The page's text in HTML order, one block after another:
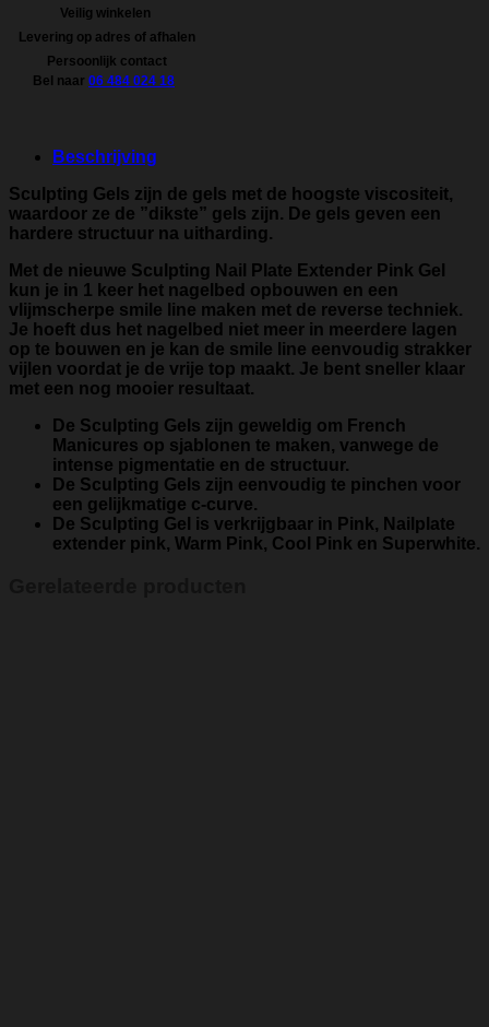
Veilig winkelen
Levering op adres of afhalen
Persoonlijk contact
Bel naar 06 484 024 18
Beschrijving
Sculpting Gels zijn de gels met de hoogste viscositeit,
waardoor ze de ”dikste” gels zijn. De gels geven een
hardere structuur na uitharding.
Met de nieuwe Sculpting Nail Plate Extender Pink Gel
kun je in 1 keer het nagelbed opbouwen en een
vlijmscherpe smile line maken met de reverse techniek.
Je hoeft dus het nagelbed niet meer in meerdere lagen
op te bouwen en je kan de smile line eenvoudig strakker
vijlen voordat je de vrije top maakt. Je bent sneller klaar
met een nog mooier resultaat.
De Sculpting Gels zijn geweldig om French
Manicures op sjablonen te maken, vanwege de
intense pigmentatie en de structuur.
De Sculpting Gels zijn eenvoudig te pinchen voor
een gelijkmatige c-curve.
De Sculpting Gel is verkrijgbaar in Pink, Nailplate
extender pink, Warm Pink, Cool Pink en Superwhite.